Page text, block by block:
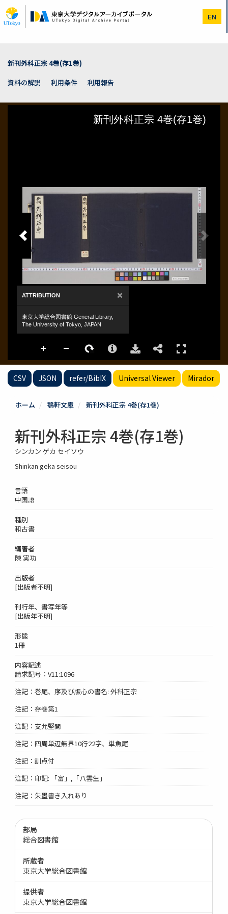
イ
ン
EN
新刊外科正宗 4巻(存1巻)
資料の解説
利用条件 利用報告
CSV JSON refer/BibIX Universal Viewer Mirador
ホーム 鶚軒文庫 新刊外科正宗 4巻(存1巻)
新刊外科正宗 4巻(存1巻)
シンカン ゲカ セイソウ
Shinkan geka seisou
言語
中国語
種別
和古書
編著者
陳 実功
出版者
[出版者不明]
刊行年、書写年等
[出版年不明]
形態
1冊
内容記述
請求記号：V11:1096
注記：巻尾、序及び版心の書名: 外科正宗
注記：存巻第1
注記：支允堅閲
注記：四周単辺無界10行22字、単魚尾
注記：訓点付
注記：印記: 「富」,「八雲生」
注記：朱墨書き入れあり
部局
総合図書館
所蔵者
東京大学総合図書館
提供者
東京大学総合図書館